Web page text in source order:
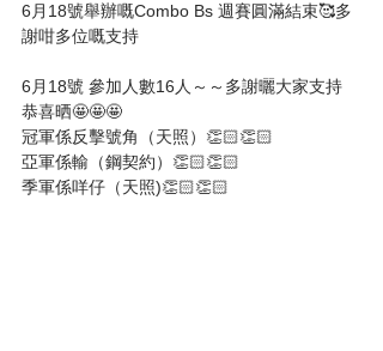
6月18號舉辦嘅Combo Bs 週賽圓滿結束🥰多
謝咁多位嘅支持
6月18號 參加人數16人～～多謝曬大家支持
恭喜晒🤩🤩🤩
冠軍係反擊號角（天照）👏🏻👏🏻
亞軍係輸（鋼契約）👏🏻👏🏻
季軍係咩仔（天照)👏🏻👏🏻